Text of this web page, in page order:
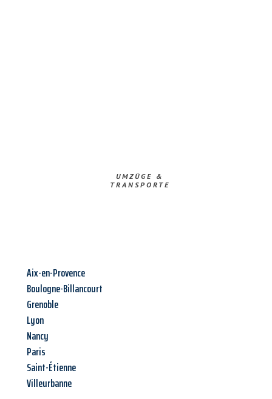
UMZÜGE &
TRANSPORTE
Aix-en-Provence
Boulogne-Billancourt
Grenoble
Lyon
Nancy
Paris
Saint-Étienne
Villeurbanne